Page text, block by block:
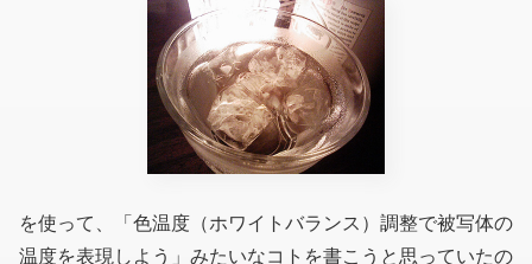
を使って、「色温度（ホワイトバランス）調整で被写体の
温度を表現しよう」みたいなコトを書こうと思っていたの